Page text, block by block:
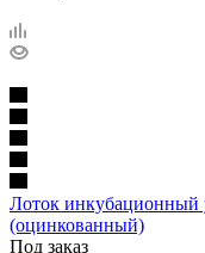
Лоток
(оцинкованный)
Под заказ